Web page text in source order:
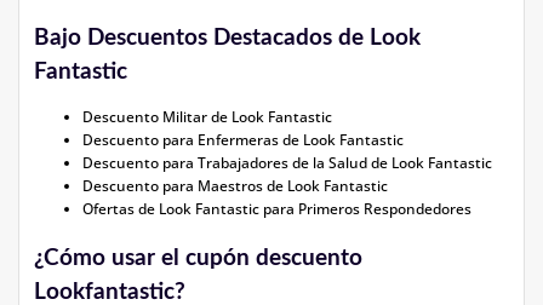
Bajo Descuentos Destacados de Look
Fantastic
Descuento Militar de Look Fantastic
Descuento para Enfermeras de Look Fantastic
Descuento para Trabajadores de la Salud de Look Fantastic
Descuento para Maestros de Look Fantastic
Ofertas de Look Fantastic para Primeros Respondedores
¿Cómo usar el cupón descuento
Lookfantastic?